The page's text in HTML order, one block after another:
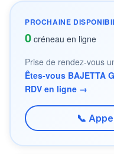
PROCHAINE
0 créneau en ligne
Prise de rendez-vous
Êtes-vous BAJETTA
RDV en ligne →
📞